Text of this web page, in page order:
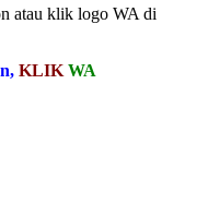
atau klik logo WA di
KLIK WA